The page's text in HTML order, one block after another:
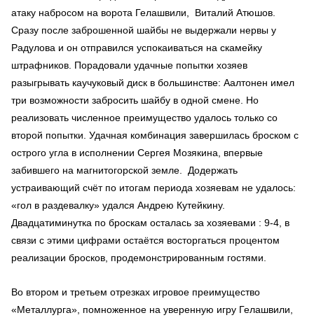
атаку набросом на ворота Гелашвили, Виталий Атюшов.
Сразу после заброшенной шайбы не выдержали нервы у
Радулова и он отправился успокаиваться на скамейку
штрафников. Порадовали удачные попытки хозяев
разыгрывать каучуковый диск в большинстве: Аалтонен имел
три возможности забросить шайбу в одной смене. Но
реализовать численное преимущество удалось только со
второй попытки. Удачная комбинация завершилась броском с
острого угла в исполнении Сергея Мозякина, впервые
забившего на магнитогорской земле. Додержать
устраивающий счёт по итогам периода хозяевам не удалось:
«гол в раздевалку» удался Андрею Кутейкину.
Двадцатиминутка по броскам осталась за хозяевами : 9-4, в
связи с этими цифрами остаётся восторгаться процентом
реализации бросков, продемонстрированным гостями.
Во втором и третьем отрезках игровое преимущество
«Металлурга», помноженное на уверенную игру Гелашвили,